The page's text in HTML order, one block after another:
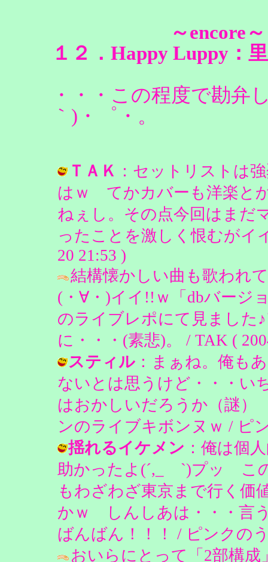
～encore～
１２．Happy Luppy：
・・・この程度で勘弁
｀)・゜・。
ＴＡＫ ：セットリストは
はｗ てかカバーも洋楽と
ねぇし。その点今回はま
ったことを激しく恨むがイ
20 21:53 )
結構懐かしい曲も歌われ
(・∀・)イイ!!ｗ「dbバージ
のライブレポにて見ました
に・・・(素悲)。 / TAK (
スティル：まぁね。俺も
ないとは思うけど・・・い
はおかしいだろうか（謎
ンのライブキボンヌｗ / ピ
揺れるイケメン ：俺は個
助かったよ(´,_ゝ`)プッ こ
もわざわざ東京まで行く価
かｗ しんしあは・・・言
ばんばん！！！ / ピンクの
おいらにとって「2部構